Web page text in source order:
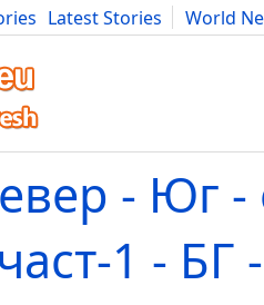
Latest Stories
World
Cars Advice Science
- Юг -
1 -